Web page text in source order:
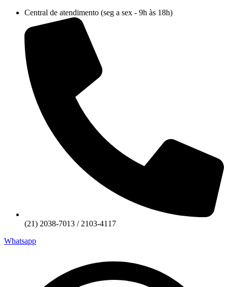
conteúdo
Central de atendimento (seg a sex - 9h às 18h)
(21) 2038-7013 / 2103-4117
Whatsapp